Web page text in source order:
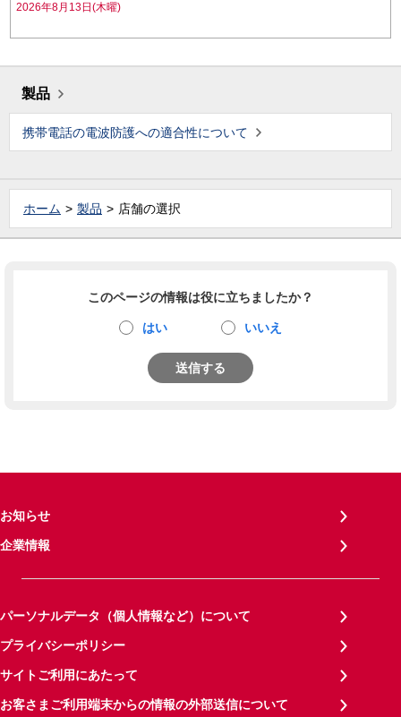
2026年8月13日(木曜)
製品
携帯電話の電波防護への適合性について
ホーム 製品 店舗の選択
このページの情報は役に立ちましたか？
はい いいえ
送信する
お知らせ
企業情報
パーソナルデータ（個人情報など）について
プライバシーポリシー
サイトご利用にあたって
お客さまご利用端末からの情報の外部送信について